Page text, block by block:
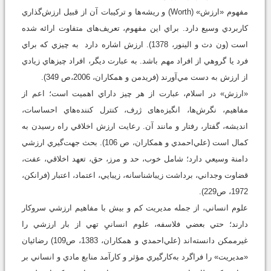
مفهوم «ارزش» (Worth) و ريشه‌ها و ترکيبات آن از قبيل ارزش‌گذاري
کاربردي وسيع دارد. براي اين مفهوم، تعريف‌های متفاوت ارائه شده
است (ون دث و الينور، 1378). ارزش اشاره دارد به چيزي که براي
فرد يا گروهي از افراد مهم باشد. به عبارت ديگر، افراد چيزهاي زيادي
از ارزش به دست مي‌آورند (فريدمن و همکاران، 2006،ص 349).
«ارزش» در اسلام، عبارت از هر چيز داراي اهميت است؛ اعم از
مفاهيم، نگرش‌ها، انگيزه‌های ژرف، کنترل کننده‌هاي احساسات،
انديشه، گفتار، رفتار و مانند آن. رعايت ارزش اخلاقي راه رسيدن به
کمال است (علي‌احمدي و همكاران‌، ص 106). بحث جهت‌گيري ارزشي
دامنة وسيعي دارد؛ شامل خوب، حد و مرز، حق، تعهد اخلاقي، عفت،
قضاوت وجداني، برداشت زيباشناسانه، زيبايي، اعتماد، اعتبار (فرانکن،
1972، ص229).
علوم انساني، از جمله مديريت کم و بيش با مفاهيم ارزشي سروکار
دارند؛ حتي بعضي فلاسفه، علوم انسانيِ تهي از بار ارزشي را
غيرممکن دانسته‌اند (علي‌احمدي و همكاران، 1383، ص109) رضائيان
«مديريت» را فراگرد به‌کارگيري مؤثر و کارآمد منابع مادي و انساني بر